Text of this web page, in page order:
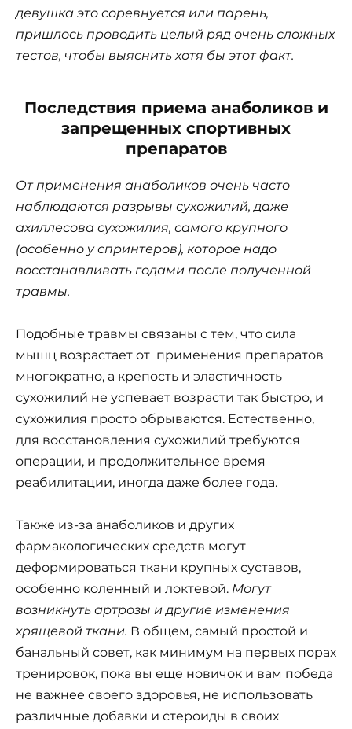
девушка это соревнуется или парень,
пришлось проводить целый ряд очень сложных
тестов, чтобы выяснить хотя бы этот факт.
Последствия приема анаболиков и
запрещенных спортивных
препаратов
От применения анаболиков очень часто
наблюдаются разрывы сухожилий, даже
ахиллесова сухожилия, самого крупного
(особенно у спринтеров), которое надо
восстанавливать годами после полученной
травмы.
Подобные травмы связаны с тем, что сила
мышц возрастает от применения препаратов
многократно, а крепость и эластичность
сухожилий не успевает возрасти так быстро, и
сухожилия просто обрываются. Естественно,
для восстановления сухожилий требуются
операции, и продолжительное время
реабилитации, иногда даже более года.
Также из-за анаболиков и других
фармакологических средств могут
деформироваться ткани крупных суставов,
особенно коленный и локтевой. Могут
возникнуть артрозы и другие изменения
хрящевой ткани. В общем, самый простой и
банальный совет, как минимум на первых порах
тренировок, пока вы еще новичок и вам победа
не важнее своего здоровья, не использовать
различные добавки и стероиды в своих